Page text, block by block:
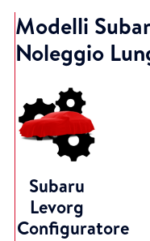
Modelli
Noleggio
Subaru
Levorg
Configuratore